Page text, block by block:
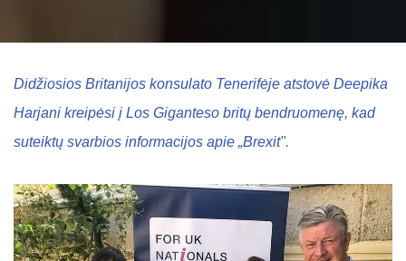
Didžiosios Britanijos konsulato Tenerifėje atstovė Deepika
Harjani kreipėsi į Los Giganteso britų bendruomenę, kad
suteiktų svarbios informacijos apie „Brexit".